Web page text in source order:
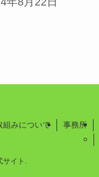
組みについて 事務所
イト.